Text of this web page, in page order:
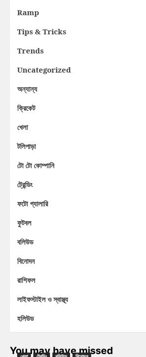
Ramp
Tips & Tricks
Trends
Uncategorized
অন্যান্য
ক্রিকেট
খেলা
টলিপাড়া
টো টো কোম্পানি
ট্রেন্ডিং
ফটো গ্যালারি
ফুটবল
বলিউড
বিনোদন
রাশিফল
লাইফস্টাইল ও স্বাস্থ্য
হলিউড
You may have missed